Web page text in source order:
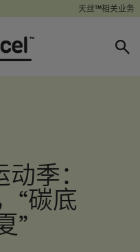
天丝™相关业务
季：
“碳底
”